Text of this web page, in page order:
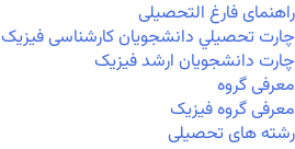
راهنمای فارغ التحصیلی
چارت تحصيلي دانشجویان کارشناسی فیزیک
چارت دانشجویان ارشد فیزیک
معرفی گروه
معرفی گروه فیزیک
رشته های تحصیلی